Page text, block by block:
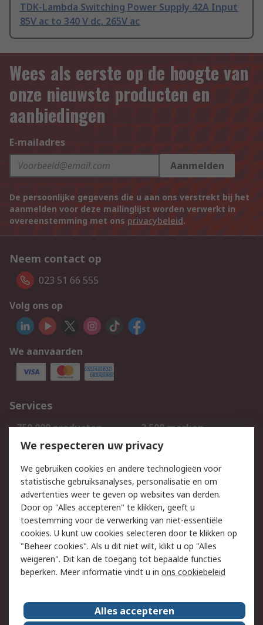
TDK-Lambda Switching Power Supply 42A Input
85V ac to 340 V dc, 265V ac
Wees als eerste op de hoogte van
onze nieuwste producten en
aanbiedingen
E-mailadres
Aanmelden
De persoonlijke gegevens die u aan ons verstrekt bij het
aanmelden voor deze mailinglijst worden verwerkt in
overeenstemming met ons privacybeleid.
Neem contact op
023 51 66 555
Volg ons op
We aanvaarden
Services
750.000 producten
2.500 merken
Bestellen
Inkoopoplossingen
Track & Trace
Wettelijk
Cookiebeleid
Email veiligheid
Privacybeleid
Websitevoorwaarden
Algemene
verkoopvoorwaarden
Over RS
We respecteren uw privacy
We gebruiken cookies en andere technologieën voor
statistische gebruiksanalyses, personalisatie en om
advertenties weer te geven op websites van derden.
Door op "Alles accepteren" te klikken, geeft u
toestemming voor de verwerking van niet-essentiële
cookies. U kunt uw cookies selecteren door te klikken op
"Beheer cookies". Als u dit niet wilt, klikt u op "Alles
weigeren". Dit kan de toegang tot bepaalde functies
beperken. Meer informatie vindt u in ons cookiebeleid
Alles accepteren